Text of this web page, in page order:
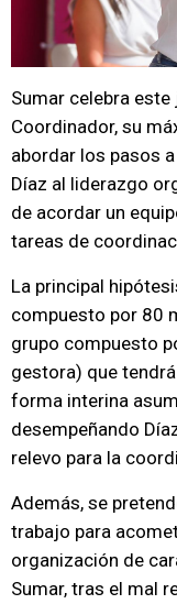
Sumar celebra este
Coordinador, su
abordar los pasos
Díaz al liderazgo
de acordar un
tareas de
La principal
compuesto por 80
grupo compuesto
gestora) que
forma interina
desempeñando
relevo para la
Además, se
trabajo para
organización de
Sumar, tras el mal